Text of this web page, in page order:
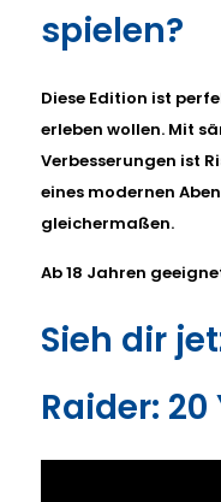
spielen?
Diese Edition ist
erleben wollen. Mit
Verbesserungen ist
eines modernen
gleichermaßen.
Ab 18 Jahren
Sieh dir
Raider: